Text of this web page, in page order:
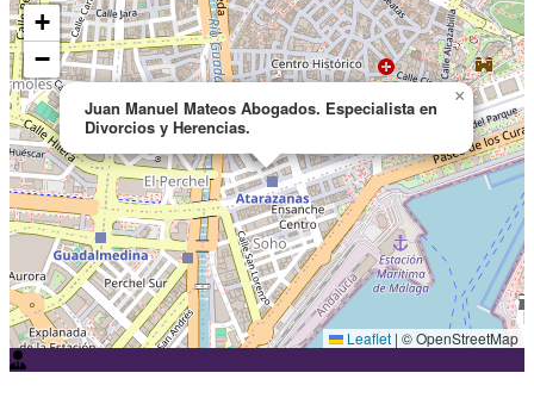
Juan Manuel Mateos Abogados. Especialista en
Divorcios y Herencias.
×
+
−
Leaflet | © OpenStreetMap